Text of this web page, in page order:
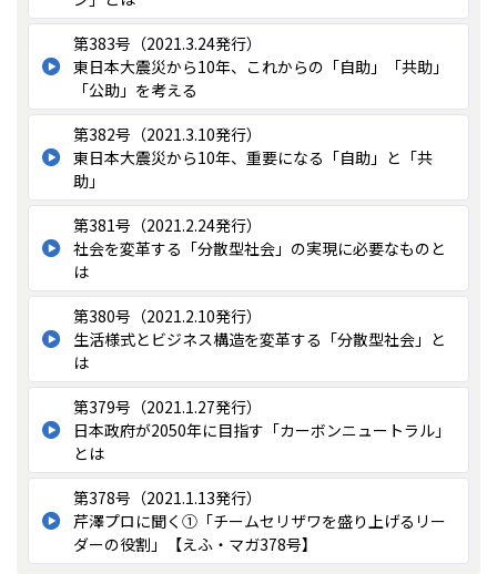
第383号（2021.3.24発行）
東日本大震災から10年、これからの「自助」「共助」
「公助」を考える
第382号（2021.3.10発行）
東日本大震災から10年、重要になる「自助」と「共
助」
第381号（2021.2.24発行）
社会を変革する「分散型社会」の実現に必要なものと
は
第380号（2021.2.10発行）
生活様式とビジネス構造を変革する「分散型社会」と
は
第379号（2021.1.27発行）
日本政府が2050年に目指す「カーボンニュートラル」
とは
第378号（2021.1.13発行）
芹澤プロに聞く①「チームセリザワを盛り上げるリー
ダーの役割」【えふ・マガ378号】